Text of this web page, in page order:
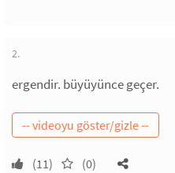
2.
ergendir. büyüyünce geçer.
(11) (0)